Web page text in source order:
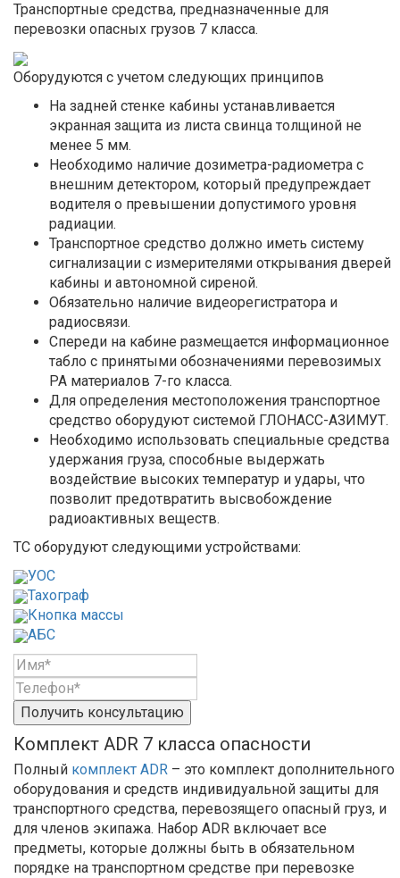
Транспортные средства, предназначенные для
перевозки опасных грузов 7 класса.
Оборудуются с учетом следующих принципов
На задней стенке кабины устанавливается
экранная защита из листа свинца толщиной не
менее 5 мм.
Необходимо наличие дозиметра-радиометра с
внешним детектором, который предупреждает
водителя о превышении допустимого уровня
радиации.
Транспортное средство должно иметь систему
сигнализации с измерителями открывания дверей
кабины и автономной сиреной.
Обязательно наличие видеорегистратора и
радиосвязи.
Спереди на кабине размещается информационное
табло с принятыми обозначениями перевозимых
РА материалов 7-го класса.
Для определения местоположения транспортное
средство оборудуют системой ГЛОНАСС-АЗИМУТ.
Необходимо использовать специальные средства
удержания груза, способные выдержать
воздействие высоких температур и удары, что
позволит предотвратить высвобождение
радиоактивных веществ.
ТС оборудуют следующими устройствами:
УОС
Тахограф
Кнопка массы
АБС
Получить консультацию
Комплект ADR 7 класса опасности
Полный комплект ADR – это комплект дополнительного
оборудования и средств индивидуальной защиты для
транспортного средства, перевозящего опасный груз, и
для членов экипажа. Набор ADR включает все
предметы, которые должны быть в обязательном
порядке на транспортном средстве при перевозке